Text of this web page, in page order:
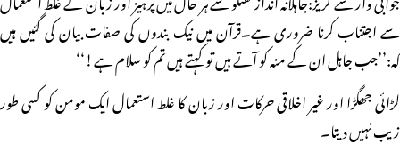
سے اجتناب کرنا ضروری ہے۔قرآن میں نیک بندوں کی صفات بیان کی گئیں ہیں
کہ:’’جب جاہل ان کے منہ کو آتے ہیں تو کہتے ہیں تم کو سلام ہے!‘‘
لڑائی جھگڑا اور غیر اخلاقی حرکات اور زبان کا غلط استعمال ایک مومن کو کسی طور
زیب نہیں دیتا۔